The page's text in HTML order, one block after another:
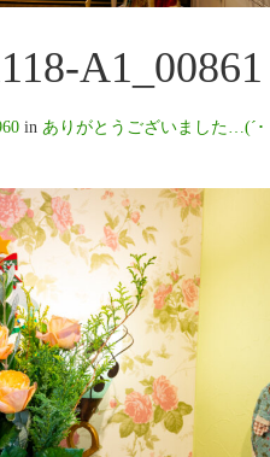
A1_00861
in ありがとうございました…(´･